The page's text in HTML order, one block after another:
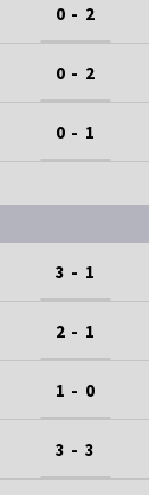
0 - 2
0 - 2
0 - 1
3 - 1
2 - 1
1 - 0
3 - 3